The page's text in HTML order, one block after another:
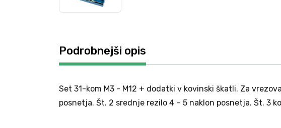
Podrobnejši opis
Set 31-kom M3 - M12 + dodatki v kovinski škatli. Za
posnetja. Št. 2 srednje rezilo 4 – 5 naklon posnetja. Št. 3